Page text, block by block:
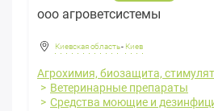
ооо агроветсистемы
Киевская область- Киев
Агрохимия, биозащита,
Ветеринарные препараты
Средства моющие и